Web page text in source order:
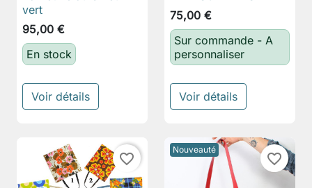
vert
95,00 €
En stock
Voir détails
75,00 €
Sur commande - A
personnaliser
Voir détails
favorite_border
Nouveauté
favorite_border